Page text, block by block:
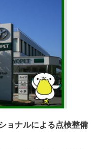
ョナルによる点検整備